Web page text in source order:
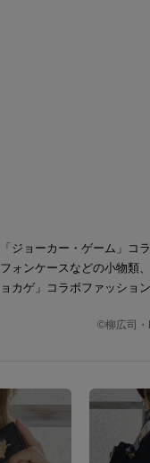
「ジョーカー・ゲーム」コ
フォンケースなどの小物類
ョカゲ」コラボファッショ
©柳広司・